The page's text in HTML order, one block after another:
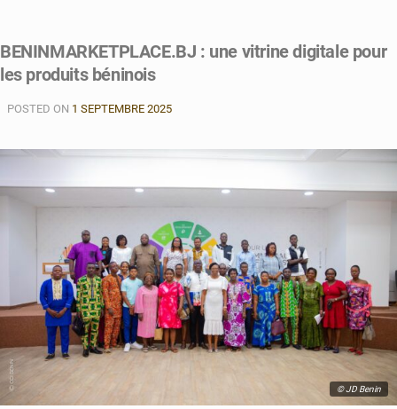
BENINMARKETPLACE.BJ : une vitrine digitale pour
les produits béninois
POSTED ON 1 SEPTEMBRE 2025
© JD Benin